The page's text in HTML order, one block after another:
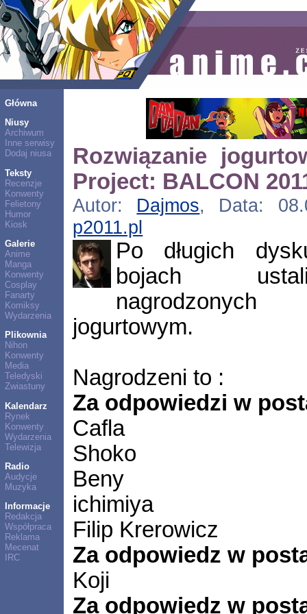
Główna
Niusy
Archiwum
Inne serwisy
Dodaj niusa
Teksty
Recenzje
Konwenty
Felietony
Humor
Kiosk
Galerie
Anime
Manga
Konwenty
Cosplay
Fanarty
Komiksy
Wydarzenia
Plikownia
Nihon
Konwenty
Media
Teledyski
Zwiastuny
Kalendarz
Rynek
Konwenty
Wydarzenia
Telewizja
Radio
Audycje
Muzyka
Informacje
Redakcja
Współpraca
Reklama
Mecenat
IRC
Rozwiązanie
Project: BALCON
Autor: Dajmos, Data:
p2011.pl
Po długich
bojach
jogurtowym.
Nagrodzeni to :
Za odpowiedzi w
Cafla
Shoko
Beny
ichimiya
Filip Krerowicz
Za odpowiedz w
Koji
Za odpowiedz w